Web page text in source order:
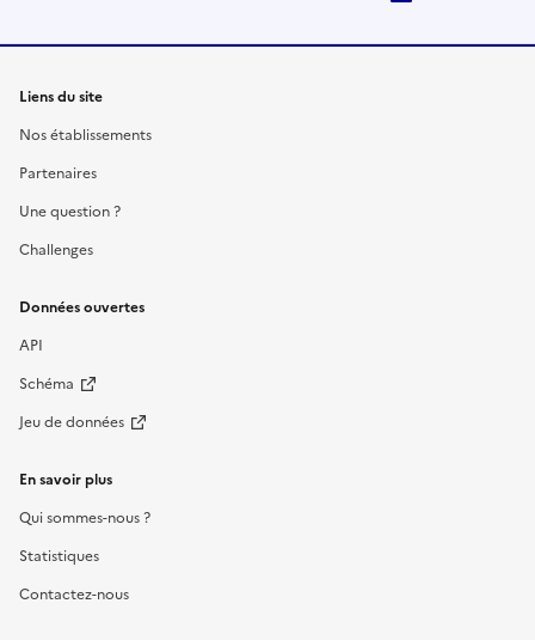
Liens du site
Nos établissements
Partenaires
Une question ?
Challenges
Données ouvertes
API
Schéma
Jeu de données
En savoir plus
Qui sommes-nous ?
Statistiques
Contactez-nous